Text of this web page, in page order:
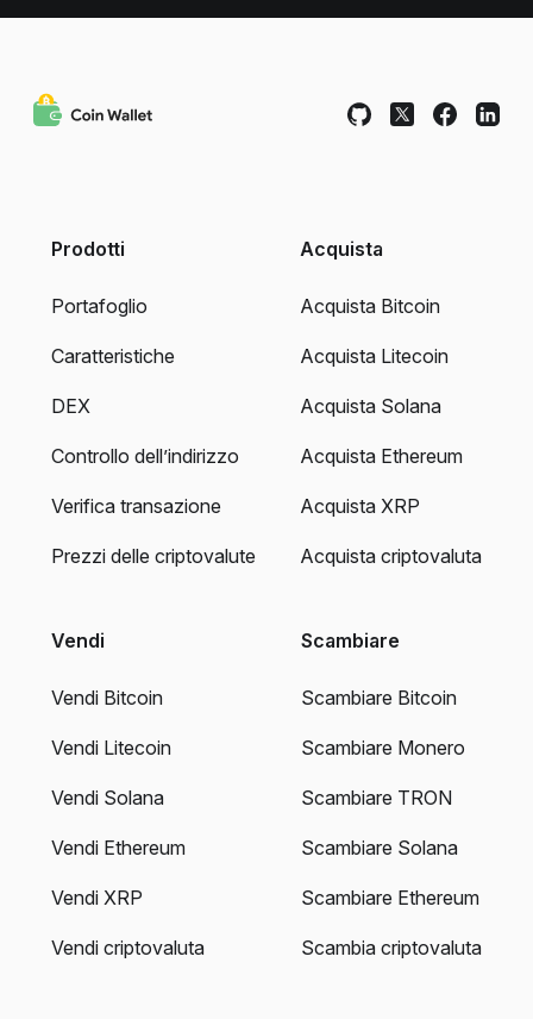
Prodotti
Portafoglio
Caratteristiche
DEX
Controllo dell’indirizzo
Verifica transazione
Prezzi delle criptovalute
Acquista
Acquista Bitcoin
Acquista Litecoin
Acquista Solana
Acquista Ethereum
Acquista XRP
Acquista criptovaluta
Vendi
Vendi Bitcoin
Vendi Litecoin
Vendi Solana
Vendi Ethereum
Vendi XRP
Vendi criptovaluta
Scambiare
Scambiare Bitcoin
Scambiare Monero
Scambiare TRON
Scambiare Solana
Scambiare Ethereum
Scambia criptovaluta